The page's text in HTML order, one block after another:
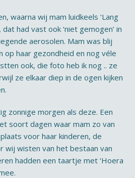
waarna wij mam luidkeels ‘Lang
had vast ook ‘niet gemogen’ in
aerosolen. Mam was blij
haar gezondheid en nog véle
ook, die foto heb ik nog .. ze
ze elkaar diep in de ogen kijken
zonnige morgen als deze. Een
soort dagen waar mam zo van
voor haar kinderen, de
wij wisten van het bestaan van
hadden een taartje met ‘Hoera